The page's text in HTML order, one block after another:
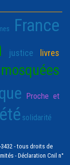
France
justice livres
mosquées
Proche et
solidarité
- tous droits de
- Déclaration Cnil n°